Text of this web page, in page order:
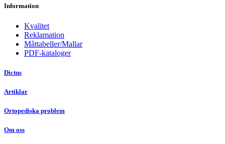
Information
Kvalitet
Reklamation
Måttabeller/Mallar
PDF-kataloger
Dictus
Artiklar
Ortopediska problem
Om oss